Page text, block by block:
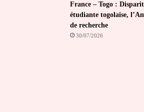
France – Togo :
étudiante togolaise,
de recherche
30/07/2026